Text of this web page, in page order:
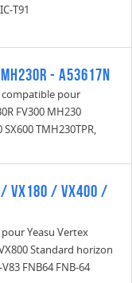
T91
- A53617N
compatible pour
FV300 MH230
TMH230TPR,
VX180 / VX400 /
Yeasu Vertex
Standard horizon
FNB64 FNB-64